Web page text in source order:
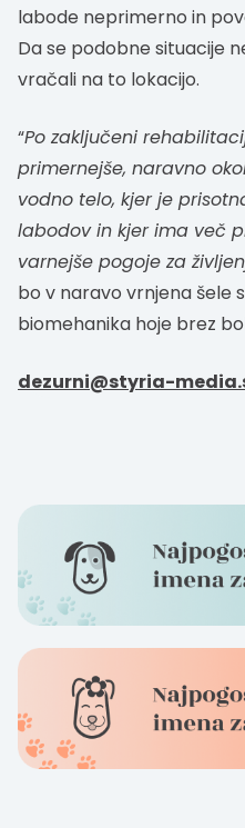
labode neprimerno in
Da se podobne situacije
vračali na to lokacijo.
“Po zaključeni
primernejše, naravno
vodno telo, kjer je
labodov in kjer ima več
varnejše pogoje za
bo v naravo vrnjena šele
biomehanika hoje brez
dezurni@styria-